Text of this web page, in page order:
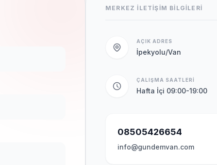
MERKEZ İLETIŞIM BILGILERI
AÇIK ADRES
İpekyolu/Van
ÇALIŞMA SAATLERI
Hafta İçi 09:00-19:00
08505426654
info@gundemvan.com